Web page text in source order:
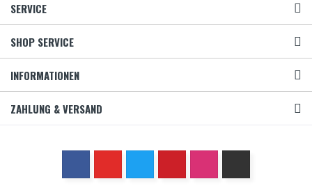
SERVICE
SHOP SERVICE
INFORMATIONEN
ZAHLUNG & VERSAND